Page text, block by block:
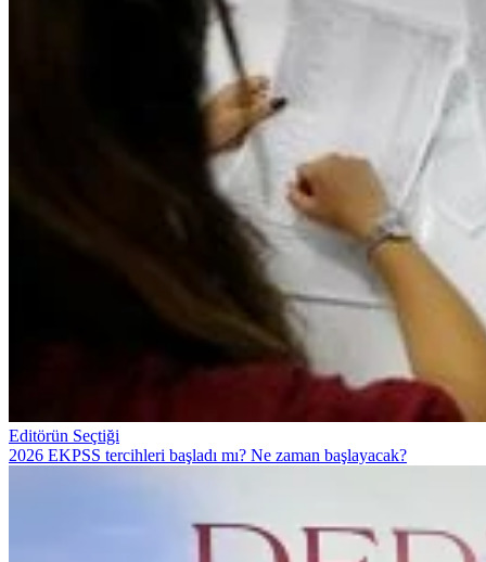
Editörün Seçtiği
2026 EKPSS tercihleri başladı mı? Ne zaman başlayacak?